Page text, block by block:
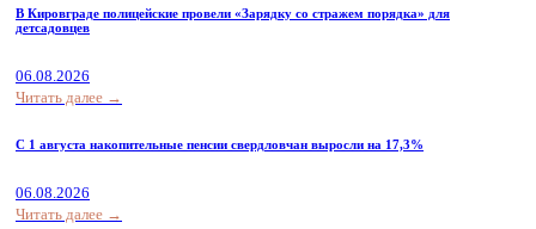
В Кировграде полицейские провели «Зарядку со стражем порядка» для
детсадовцев
06.08.2026
Читать далее →
С 1 августа накопительные пенсии свердловчан выросли на 17,3%
06.08.2026
Читать далее →